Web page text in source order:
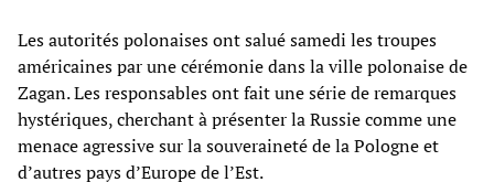
Les autorités polonaises ont salué samedi les troupes
américaines par une cérémonie dans la ville polonaise de
Zagan. Les responsables ont fait une série de remarques
hystériques, cherchant à présenter la Russie comme une
menace agressive sur la souveraineté de la Pologne et
d’autres pays d’Europe de l’Est.